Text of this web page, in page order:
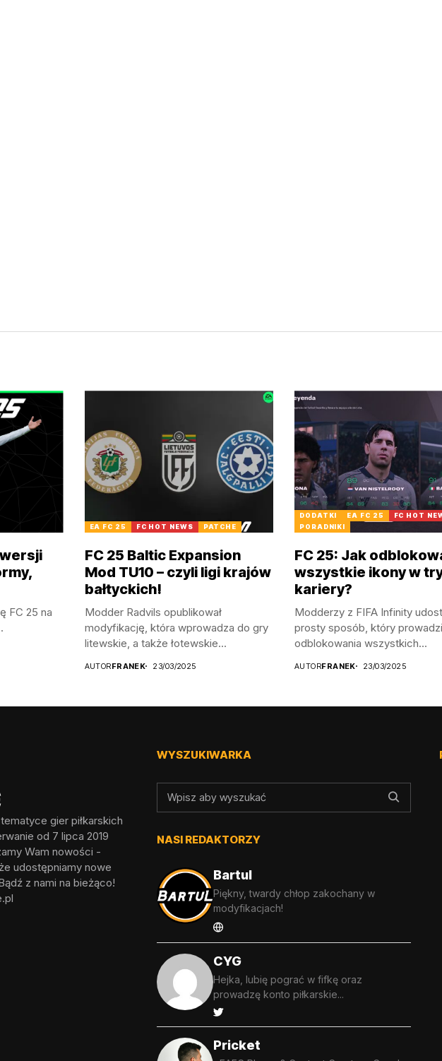
FC 25 na
EA FC 25 FC HOT NEWS PATCHE
FC 25 Baltic Expansion
Mod TU10 – czyli ligi krajów
bałtyckich!
Modder Radvils opublikował
modyfikację, która wprowadza do gry
litewskie, a także łotewskie...
AUTORFRANEK 23/03/2025
DODATKI EA FC 25
FC HOT
PORADNIKI
FC 25: Jak
wszystkie ikony w
kariery?
Modderzy z FIFA Infinity
prosty sposób, który
odblokowania wszystkich...
AUTORFRANEK 23/03/2025
gier piłkarskich
od 7 lipca 2019
Wam nowości -
udostępniamy nowe
z nami na bieżąco!
WYSZUKIWARKA
NASI REDAKTORZY
Bartul
Piękny, twardy chłop zakochany w
modyfikacjach!
CYG
Hejka, lubię pograć w fifkę oraz
prowadzę konto piłkarskie...
Pricket